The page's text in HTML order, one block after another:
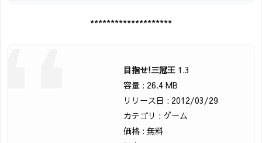
********************
目指せ!三冠王 1.3
容量 : 26.4 MB
リリース日 : 2012/03/29
カテゴリ : ゲーム
価格 : 無料